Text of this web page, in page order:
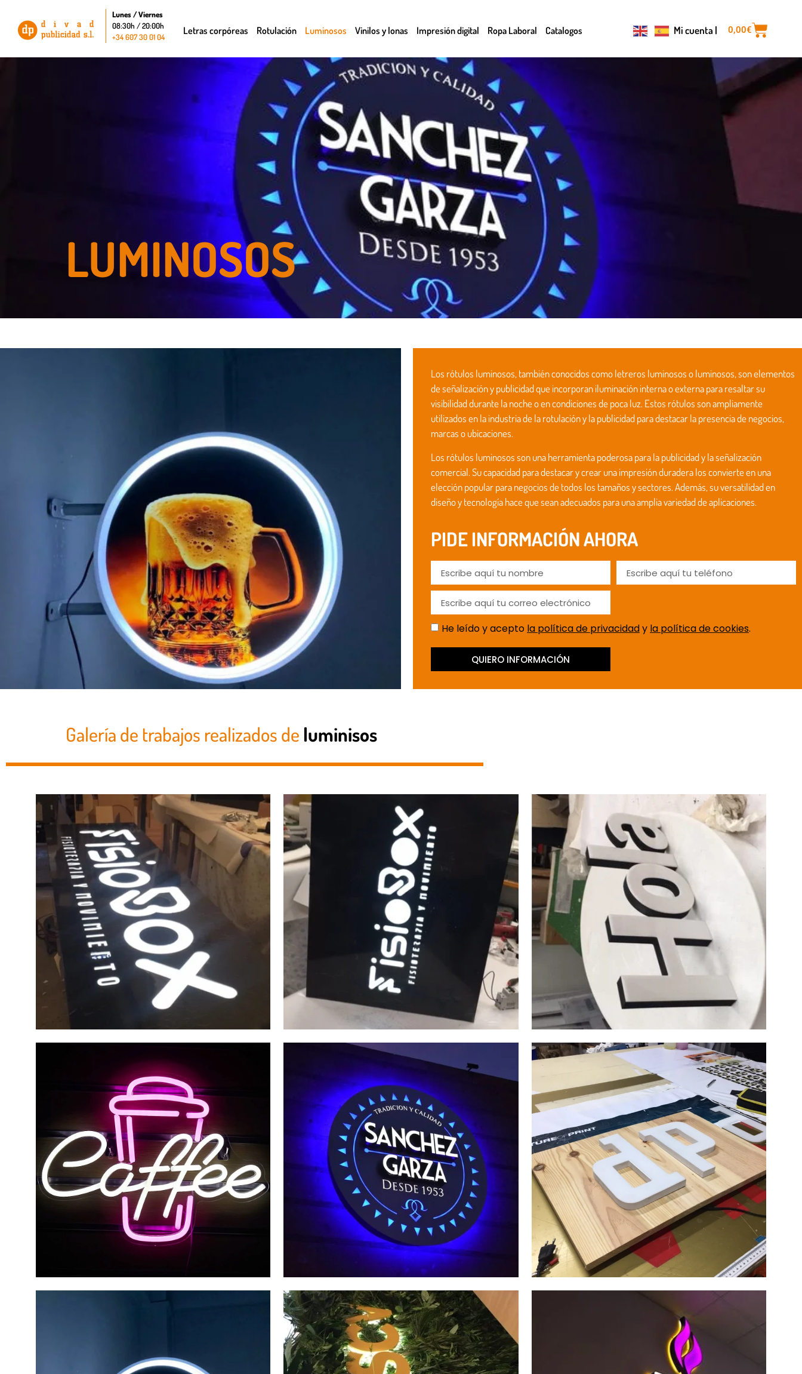
Lunes / Viernes
08:30h / 20:00h
+34 607 30 01 04
Letras corpóreas Rotulación Luminosos Vinilos y lonas Impresión digital Ropa Laboral Catalogos Mi cuenta | 0,00€
LUMINOSOS
Los rótulos luminosos, también conocidos como letreros luminosos o luminosos, son elementos
de señalización y publicidad que incorporan iluminación interna o externa para resaltar su
visibilidad durante la noche o en condiciones de poca luz. Estos rótulos son ampliamente
utilizados en la industria de la rotulación y la publicidad para destacar la presencia de negocios,
marcas o ubicaciones.
Los rótulos luminosos son una herramienta poderosa para la publicidad y la señalización
comercial. Su capacidad para destacar y crear una impresión duradera los convierte en una
elección popular para negocios de todos los tamaños y sectores. Además, su versatilidad en
diseño y tecnología hace que sean adecuados para una amplia variedad de aplicaciones.
PIDE INFORMACIÓN AHORA
He leído y acepto la política de privacidady la política de cookies.
QUIERO INFORMACIÓN
Galería de trabajos realizados deluminisos